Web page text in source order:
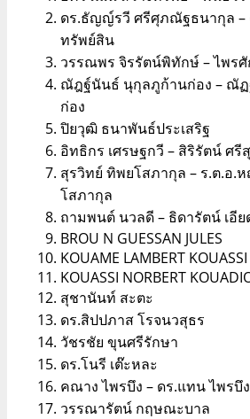
ดร.ธัญญ์รวี ศรีศุภณัฐธนากุล –
ทรัพย์สิน
วรรณพร จิรรัตน์พิทักษ์ – ไพร
ณัฎฐ์นันธ์ นุกุลภูก้านก่อง – ณั
ก่อง
ปิยวุฒิ ธนาพันธ์ประเสริฐ
อิทธิกร เศรษฐกวี – สิริรัตน์ ศรี
สุรวิทย์ ทิพยโสภากุล – ร.ต.อ.
โสภากุล
ถามพนต์ นวลดี – ธิดารัตน์ เอี
BROU N GUESSAN JULES
KOUAME LAMBERT KOUASSI
KOUASSI NORBERT
สุชานันท์ สะตะ
ดร.สิปปภาส โรจนวสุธร
วัชรชัย ขุนศรีรักษา
ดร.โนรี เต๊ะหละ
คณาง ไพรบึง – ดร.แทน ไพรบึง
วรรณารัตน์ กฤษณะบาล